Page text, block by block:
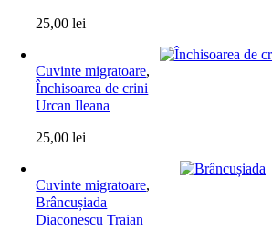
25,00lei
Cuvinte migratoare,
Închisoarea de crini
Urcan Ileana
25,00lei
Cuvinte migratoare,
Brâncușiada
Diaconescu Traian